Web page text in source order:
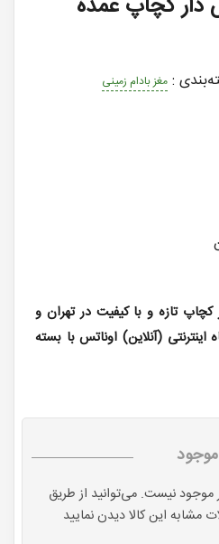
دار کچاپ عمده
: مغز بادام زمینی
تازه و با کیفیت در تهران و
(آنلاین) اوناتس با بسته
موجود نیست. می‌توانید از طریق
این کالا دیدن نمایید